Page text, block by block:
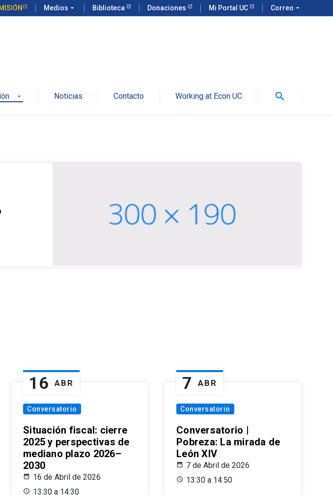
Medios arrow_drop_down Biblioteca Donaciones Mi Portal UC Correo arrow_drop_down
arrow_drop_down Noticias Contacto Working at Econ UC search
16 ABR
Conversatorio
Situación fiscal: cierre
2025 y perspectivas de
mediano plazo 2026–
2030
16 de Abril de 2026
13:30 a 14:30
7 ABR
Conversatorio
Conversatorio |
Pobreza: La mirada de
León XIV
7 de Abril de 2026
13:30 a 14:50